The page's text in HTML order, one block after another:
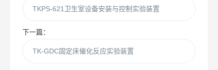
TKPS-621卫生室设备安装与控制实验装置
下一篇：
TK-GDC固定床催化反应实验装置